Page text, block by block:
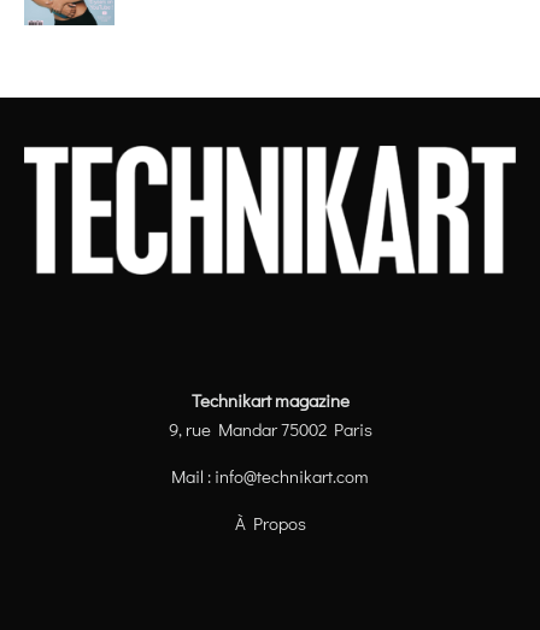
Technikart magazine
9, rue Mandar 75002 Paris
Mail : info@technikart.com
À Propos